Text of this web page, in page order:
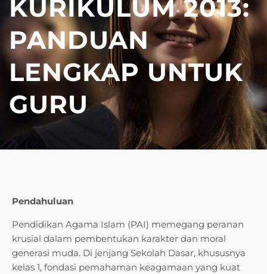
KURIKULUM 2013:
PANDUAN
LENGKAP UNTUK
GURU
Pendahuluan
Pendidikan Agama Islam (PAI) memegang peranan
krusial dalam pembentukan karakter dan moral
generasi muda. Di jenjang Sekolah Dasar, khususnya
kelas 1, fondasi pemahaman keagamaan yang kuat